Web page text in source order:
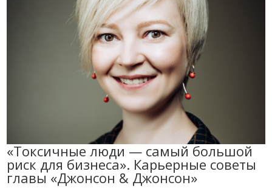
«Токсичные люди — самый большой
риск для бизнеса». Карьерные советы
главы «Джонсон & Джонсон»